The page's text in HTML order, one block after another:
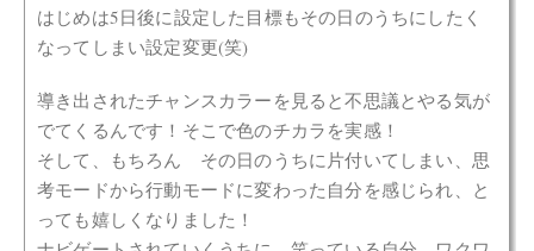
はじめは5日後に設定した目標もその日のうちにしたく
なってしまい設定変更(笑)
導き出されたチャンスカラーを見ると不思議とやる気が
でてくるんです！そこで色のチカラを実感！
そして、もちろん その日のうちに片付いてしまい、思
考モードから行動モードに変わった自分を感じられ、と
っても嬉しくなりました！